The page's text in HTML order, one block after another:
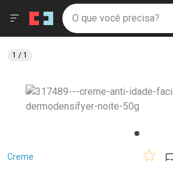
Drogaria São Paulo
Ir direto para a home
pela página
Ir direto para o conteúdo
Ir direto para a busca
Ir direto para a conta
Ir direto para a notificações
Ir direto para o carrinho
Ir direto para o menu
Faça a sua busca
O que você precisa?
Menu
Breadcrumb
Creme
1 / 1